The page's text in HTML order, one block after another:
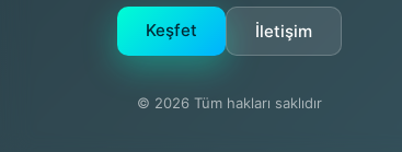
Keşfet İletişim
© 2026 Tüm hakları saklıdır